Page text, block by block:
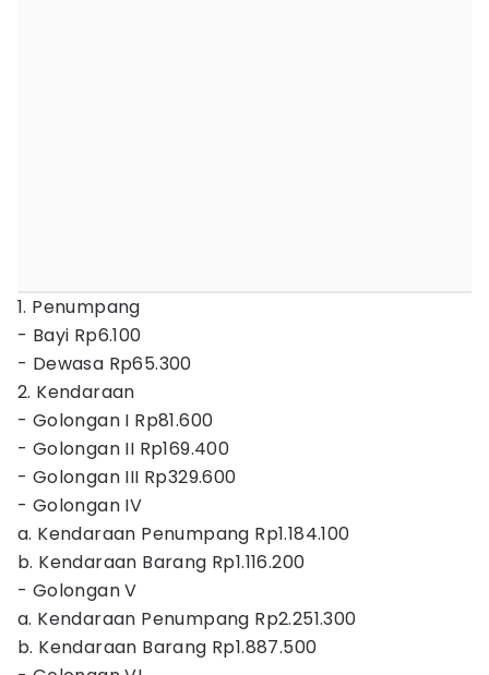
1. Penumpang
- Bayi Rp6.100
- Dewasa Rp65.300
2. Kendaraan
- Golongan I Rp81.600
- Golongan II Rp169.400
- Golongan III Rp329.600
- Golongan IV
a. Kendaraan Penumpang Rp1.184.100
b. Kendaraan Barang Rp1.116.200
- Golongan V
a. Kendaraan Penumpang Rp2.251.300
b. Kendaraan Barang Rp1.887.500